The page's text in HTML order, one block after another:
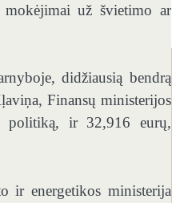
mokėjimai už švietimo ar
didžiausią bendrą
Finansų ministerijos
politiką, ir 32,916 eurų,
ir energetikos ministerija